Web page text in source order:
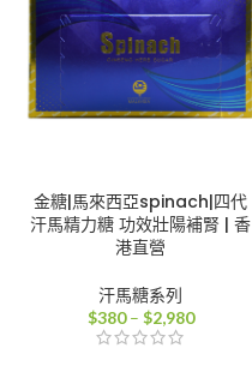
金糖|馬來西亞spinach|四代
汗馬精力糖 功效壯陽補腎 | 香
港直營
汗馬糖系列
$380 – $2,980價